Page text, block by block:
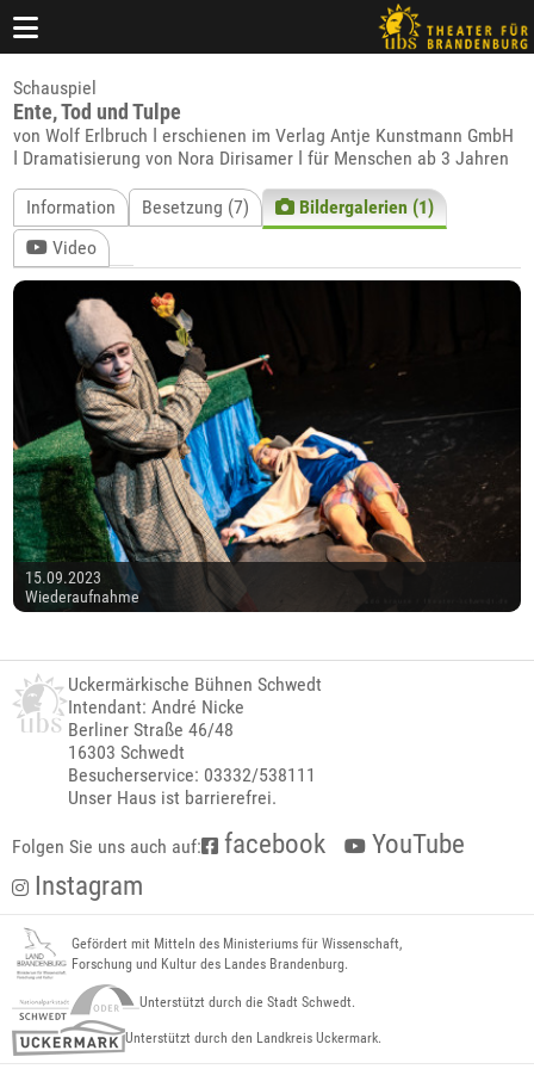
Schauspiel
Ente, Tod und Tulpe
von Wolf Erlbruch ǀ erschienen im Verlag Antje Kunstmann GmbH
ǀ Dramatisierung von Nora Dirisamer ǀ für Menschen ab 3 Jahren
Information Besetzung (7)
Bildergalerien (1)
Video
15.09.2023
Wiederaufnahme
Uckermärkische Bühnen Schwedt
Intendant: André Nicke
Berliner Straße 46/48
16303 Schwedt
Besucherservice: 03332/538111
Unser Haus ist barrierefrei.
Folgen Sie uns auch auf: facebook
YouTube
Instagram
Gefördert mit Mitteln des Ministeriums für Wissenschaft,
Forschung und Kultur des Landes Brandenburg.
Unterstützt durch die Stadt Schwedt.
Unterstützt durch den Landkreis Uckermark.